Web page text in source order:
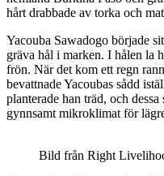
hårt drabbade av torka och
Yacouba Sawadogo började
gräva hål i marken. I hålen la
frön. När det kom ett regn
bevattnade Yacoubas sådd
planterade han träd, och
gynnsamt mikroklimat för
Bild från Right